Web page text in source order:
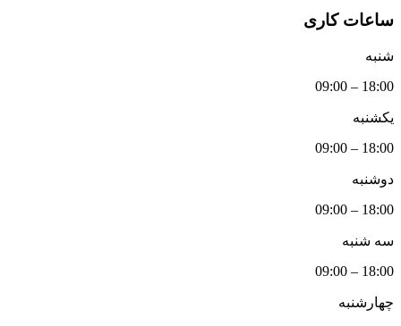
ساعات کاری
شنبه
18:00 – 09:00
یکشنبه
18:00 – 09:00
دوشنبه
18:00 – 09:00
سه شنبه
18:00 – 09:00
چهارشنبه